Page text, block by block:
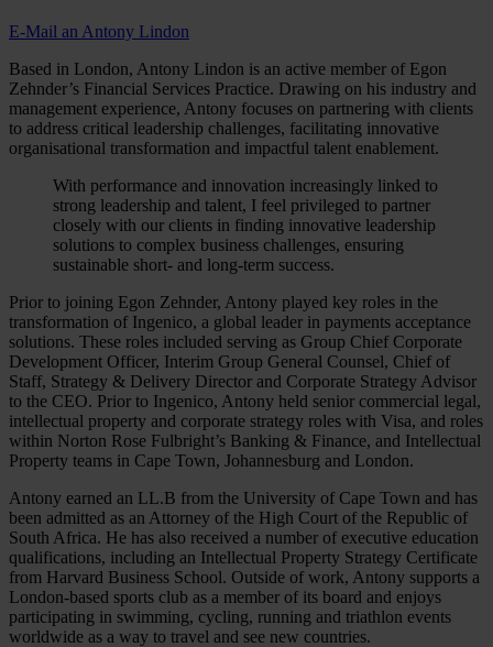
E-Mail an Antony Lindon
Based in London, Antony Lindon is an active member of Egon
Zehnder’s Financial Services Practice. Drawing on his industry and
management experience, Antony focuses on partnering with clients
to address critical leadership challenges, facilitating innovative
organisational transformation and impactful talent enablement.
With performance and innovation increasingly linked to
strong leadership and talent, I feel privileged to partner
closely with our clients in finding innovative leadership
solutions to complex business challenges, ensuring
sustainable short- and long-term success.
Prior to joining Egon Zehnder, Antony played key roles in the
transformation of Ingenico, a global leader in payments acceptance
solutions. These roles included serving as Group Chief Corporate
Development Officer, Interim Group General Counsel, Chief of
Staff, Strategy & Delivery Director and Corporate Strategy Advisor
to the CEO. Prior to Ingenico, Antony held senior commercial legal,
intellectual property and corporate strategy roles with Visa, and roles
within Norton Rose Fulbright’s Banking & Finance, and Intellectual
Property teams in Cape Town, Johannesburg and London.
Antony earned an LL.B from the University of Cape Town and has
been admitted as an Attorney of the High Court of the Republic of
South Africa. He has also received a number of executive education
qualifications, including an Intellectual Property Strategy Certificate
from Harvard Business School. Outside of work, Antony supports a
London-based sports club as a member of its board and enjoys
participating in swimming, cycling, running and triathlon events
worldwide as a way to travel and see new countries.